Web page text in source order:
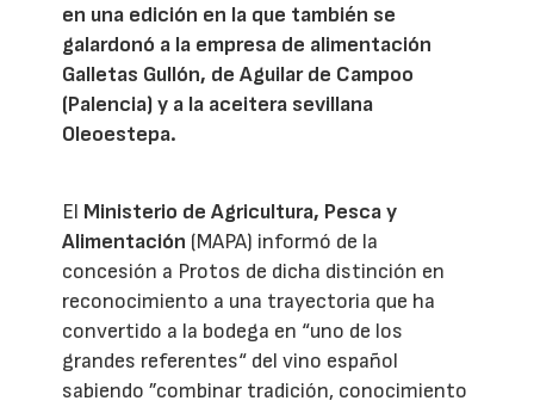
en una edición en la que también se
galardonó a la empresa de alimentación
Galletas Gullón, de Aguilar de Campoo
(Palencia) y a la aceitera sevillana
Oleoestepa.
El Ministerio de Agricultura, Pesca y
Alimentación (MAPA) informó de la
concesión a Protos de dicha distinción en
reconocimiento a una trayectoria que ha
convertido a la bodega en “uno de los
grandes referentes“ del vino español
sabiendo ”combinar tradición, conocimiento